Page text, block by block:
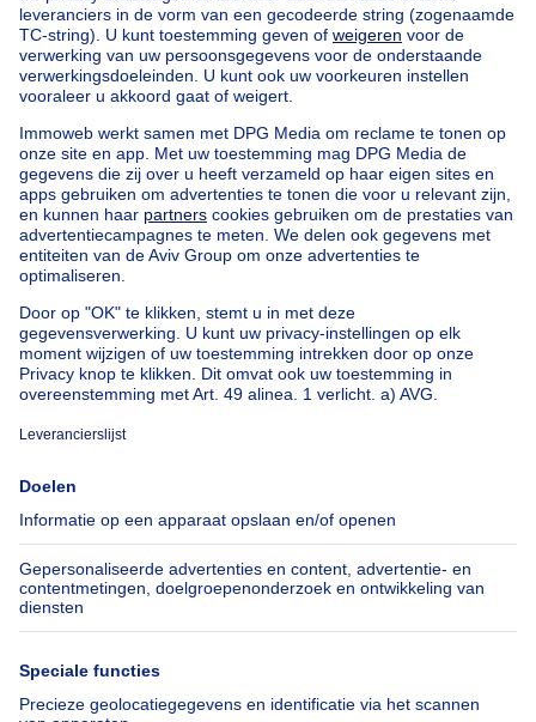
Home België
Brussel (provincie)
Brussel (arrondissement)
Kopen uw huis in Uccle
Onze huizen buiten BelgiëHuis te koop Frankrijk
Huis te koop Spanje
Huis te koop Italië
Huis te koop Luxemburg
Huis te koop Nederland
Goedkoop vastgoedGoedkoop huis te koop
Goedkope appartementen te huur
Onze huurwoningen met slaapkamers
Appartement te koop met 3 slaapkamers Oostende
Huis te koop met 3 slaapkamers Stene
Huis te koop met 3 slaapkamers Deurne
Over
Immoweb
Pers
Jobs
Axel Springer Group
SeLoger.com
Immowelt.de
Tools
Belfius
Verzekeringen
Verhuis checklist
Hulp Volg ons